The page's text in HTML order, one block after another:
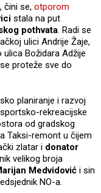
čini se, otporom
stala na put
pothvata. Radi se
ulici Andrije Žaje,
Božidara Adžije
proteže sve do
planiranje i razvoj
rekreacijske
od gradskog
Taksi-remont u čijem
zlatar i donator
velikog broja
Medvidović i sin
NO-a.